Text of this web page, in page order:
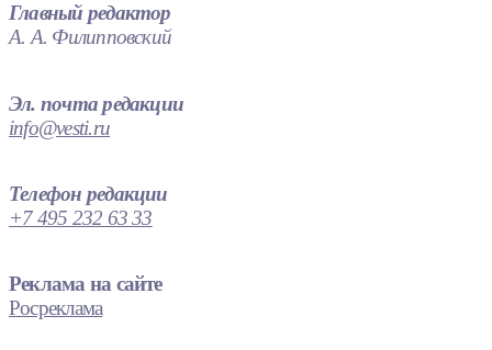
Главный редактор
А. А. Филипповский
Эл. почта редакции
info@vesti.ru
Телефон редакции
+7 495 232 63 33
Реклама на сайте
Росреклама